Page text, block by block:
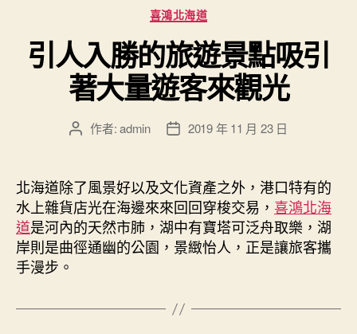
分
類
喜鴻北海道
引人入勝的旅遊景點吸引
著大量遊客來觀光
文
者
作者:admin
文
佈
日
期
2019 年 11 月 23 日
北海道除了風景好以及文化資產之外，港口特有的
水上雜貨店光在海邊來來回回穿梭交易， 喜鴻北海
道是河內的天然市肺，湖中有寶塔可泛舟取樂，湖
岸則是曲徑通幽的公園，景緻怡人，正是讓旅客攜
手漫步。